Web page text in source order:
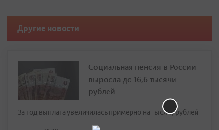
Другие новости
Социальная пенсия в России
выросла до 16,6 тысячи
рублей
За год выплата увеличилась примерно на тысячу рублей